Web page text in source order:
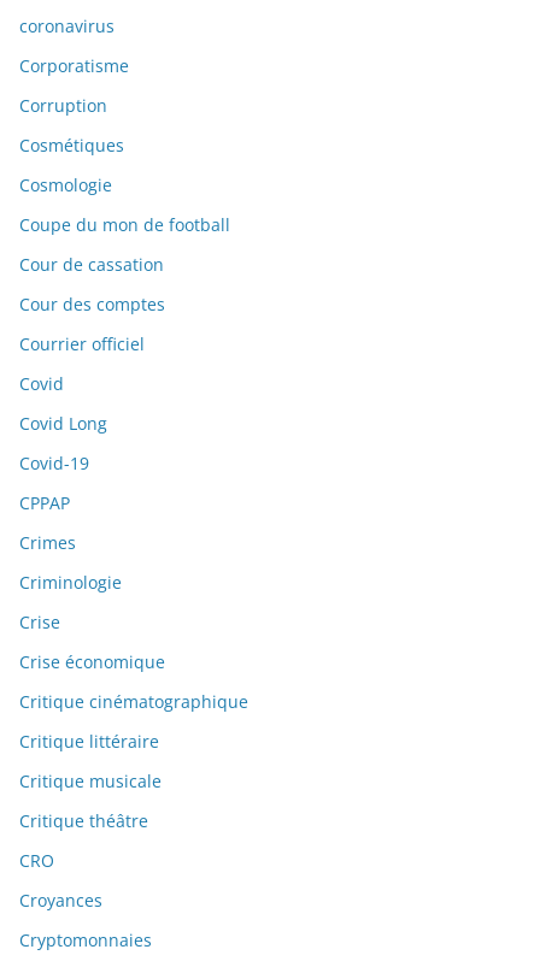
coronavirus
Corporatisme
Corruption
Cosmétiques
Cosmologie
Coupe du mon de football
Cour de cassation
Cour des comptes
Courrier officiel
Covid
Covid Long
Covid-19
CPPAP
Crimes
Criminologie
Crise
Crise économique
Critique cinématographique
Critique littéraire
Critique musicale
Critique théâtre
CRO
Croyances
Cryptomonnaies